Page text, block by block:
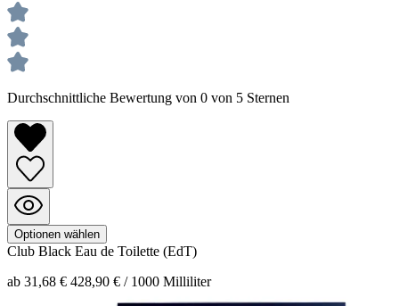
Durchschnittliche Bewertung von 0 von 5 Sternen
Optionen wählen
Club Black Eau de Toilette (EdT)
ab 31,68 € 428,90 € / 1000 Milliliter